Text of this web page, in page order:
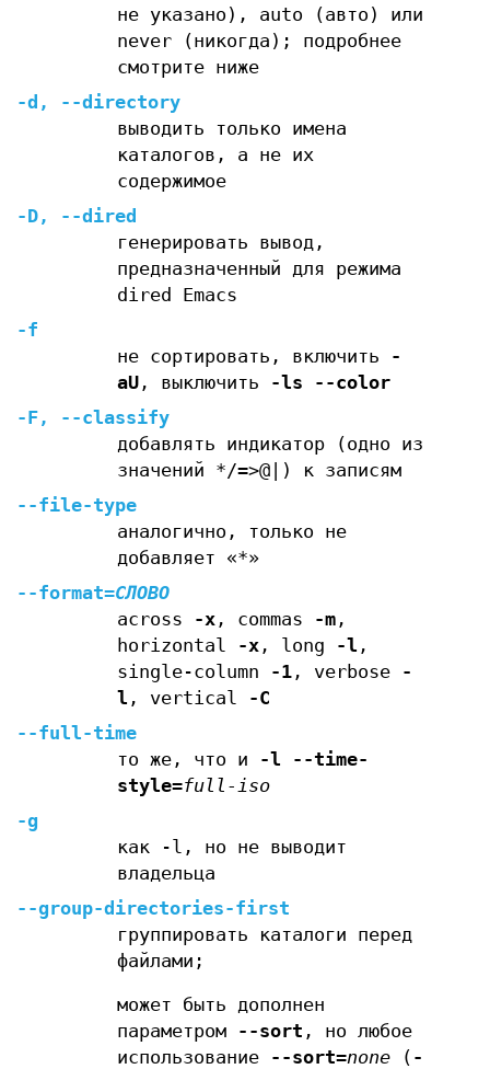
не указано), auto (авто) или
never (никогда); подробнее
смотрите ниже
-d ,
--directory
выводить только имена
каталогов, а не их
содержимое
-D,
--dired
генерировать вывод,
предназначенный для режима
dired Emacs
-f
не сортировать, включить
-
aU, выключить -ls
--color
-F,
--classify
добавлять индикатор (одно из
значений */=>@|) к записям
--file-type
аналогично, только не
добавляет «*»
--format=СЛОВО
across
-x, commas -m,
horizontal
-x, long -l ,
single-column
-1, verbose
-
l , vertical
-C
--full-time
то же, что и
-l
--time-
style=full-iso
-g
как -l, но не выводит
владельца
--group-directories-first
группировать каталоги перед
файлами;
может быть дополнен
параметром
--sort , но любое
использование
--sort=none( -